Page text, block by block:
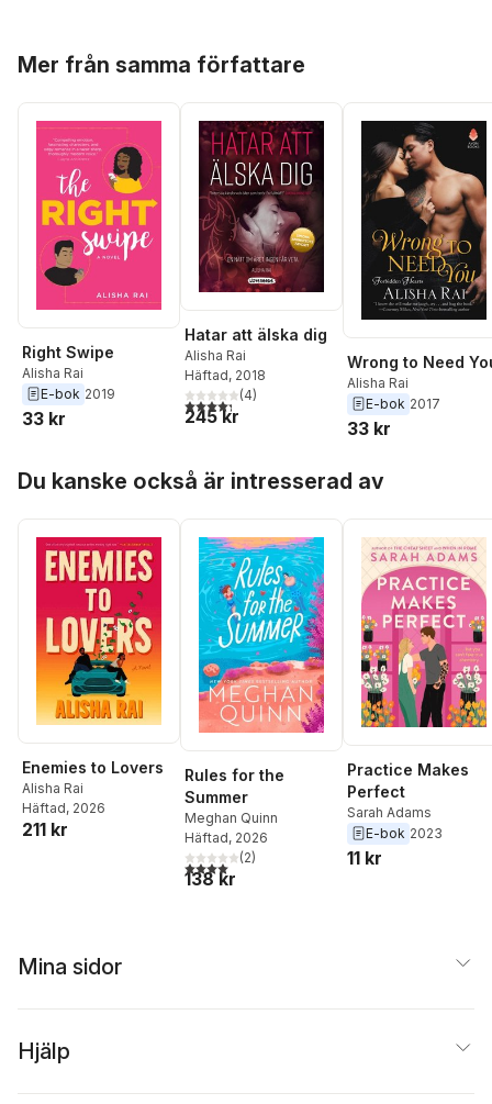
Mer från samma författare
Right Swipe
Alisha Rai
E-bok 2019
33 kr
Hatar att älska dig
Alisha Rai
Häftad, 2018
4,3utav 5 stjärnor. Totalt antal röster:
(4)
245 kr
Wrong to Need
Alisha Rai
E-bok 2017
33 kr
Du kanske också är intresserad av
Enemies to Lovers
Alisha Rai
Häftad, 2026
211 kr
Rules for the
Summer
Meghan Quinn
Häftad, 2026
4,0utav 5 stjärnor. Totalt antal röster:
(2)
138 kr
Practice Makes
Perfect
Sarah Adams
E-bok 2023
11 kr
Mina sidor
Hjälp